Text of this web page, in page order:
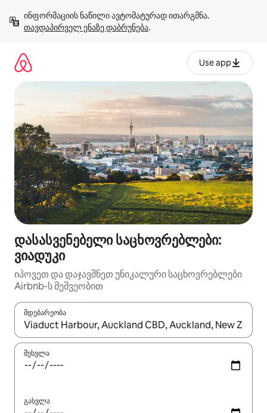
გადასვლა
თავდაპირველ ენაზე დაბრუნება.
Use app
დასასვენებელი საცხოვრებლები:
ვიადუკი
იპოვეთ და დაჯავშნეთ უნიკალური საცხოვრებლები
Airbnb-ს მეშვეობით
მდებარეობა
როცა შედეგები ხელმისაწვდომი გახდება, ნავიგაციისთვის
შესვლა
გასვლა